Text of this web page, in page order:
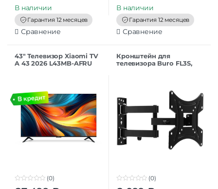
t
o
f
5
В наличии
Гарантия 12 месяцев
Сравнение
t
o
f
5
В наличии
Гарантия 12 месяцев
Сравнение
43″ Телевизор Xiaomi TV
A 43 2026 L43MB-AFRU
(0)
Кронштейн для
телевизора Buro FL3S,
(0)